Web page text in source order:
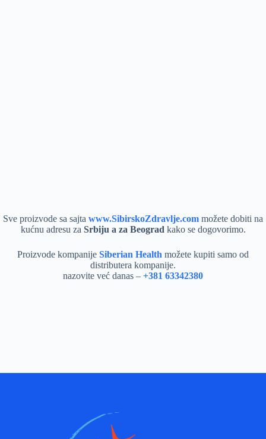
Sve proizvode sa sajta www.SibirskoZdravlje.com možete dobiti na
kućnu adresu za Srbiju a za Beograd kako se dogovorimo.
Proizvode kompanije Siberian Health možete kupiti samo od
distributera kompanije.
nazovite već danas – +381 63342380